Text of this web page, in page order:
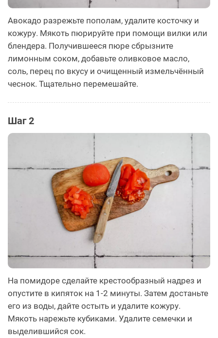
Авокадо разрежьте пополам, удалите косточку и
кожуру. Мякоть пюрируйте при помощи вилки или
блендера. Получившееся пюре сбрызните
лимонным соком, добавьте оливковое масло,
соль, перец по вкусу и очищенный измельчённый
чеснок. Тщательно перемешайте.
Шаг 2
На помидоре сделайте крестообразный надрез и
опустите в кипяток на 1-2 минуты. Затем достаньте
его из воды, дайте остыть и удалите кожуру.
Мякоть нарежьте кубиками. Удалите семечки и
выделившийся сок.